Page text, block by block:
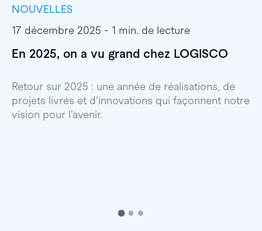
NOUVELLES
17 décembre 2025 - 1 min. de lecture
En 2025, on a vu grand chez LOGISCO
Retour sur 2025 : une année de réalisations, de
projets livrés et d’innovations qui façonnent notre
vision pour l’avenir.